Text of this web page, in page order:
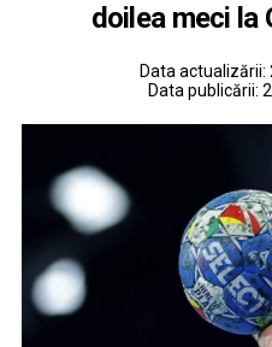
doilea meci la
Data actualizării:
Data publicării: